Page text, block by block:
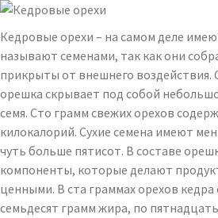
Кедровые орехи – на самом деле
называют семенами, так как они
прикрыты от внешнего воздействия.
орешка скрывает под собой
семя. Сто грамм свежих орехов
килокалорий. Сухие семена имеют
чуть больше пятисот. В составе
компоненты, которые делают
ценными. В ста граммах орехов
семьдесят грамм жира, по